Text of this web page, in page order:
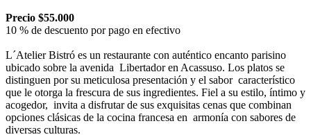
Precio $55.000
10 % de descuento por pago en efectivo
L´Atelier Bistró es un restaurante con auténtico encanto parisino
ubicado sobre la avenida Libertador en Acassuso. Los platos se
distinguen por su meticulosa presentación y el sabor característico
que le otorga la frescura de sus ingredientes. Fiel a su estilo, íntimo y
acogedor, invita a disfrutar de sus exquisitas cenas que combinan
opciones clásicas de la cocina francesa en armonía con sabores de
diversas culturas.